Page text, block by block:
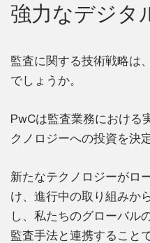
強力なデジタ
監査に関する技術戦略は
でしょうか。
PwCは監査業務における
クノロジーへの投資を決
新たなテクノロジーがロ
け、進行中の取り組みか
し、私たちのグローバル
監査手法と連携すること